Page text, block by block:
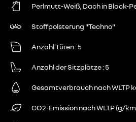
Perlmutt-Weiß, Dach in Black-
Stoffpolsterung "Techno"
Anzahl Türen 5
Anzahl der Sitzplätze 5
Gesamtverbrauch nach WLTP
CO2-Emission nach WLTP (g/